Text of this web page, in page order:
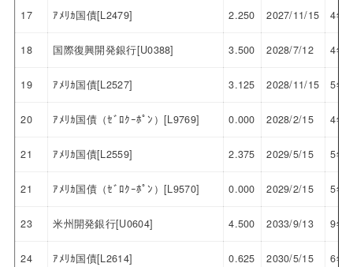
17 ｱﾒﾘｶ国債[L2479] 2.250 2027/11/15 4年
18 国際復興開発銀行[U0388] 3.500 2028/7/12 4年
19 ｱﾒﾘｶ国債[L2527] 3.125 2028/11/15 5年
20 ｱﾒﾘｶ国債（ｾﾞﾛｸｰﾎﾟﾝ）[L9769] 0.000 2028/2/15 4年
21 ｱﾒﾘｶ国債[L2559] 2.375 2029/5/15 5年
21 ｱﾒﾘｶ国債（ｾﾞﾛｸｰﾎﾟﾝ）[L9570] 0.000 2029/2/15 5年
23 米州開発銀行[U0604] 4.500 2033/9/13 9年
24 ｱﾒﾘｶ国債[L2614] 0.625 2030/5/15 6年